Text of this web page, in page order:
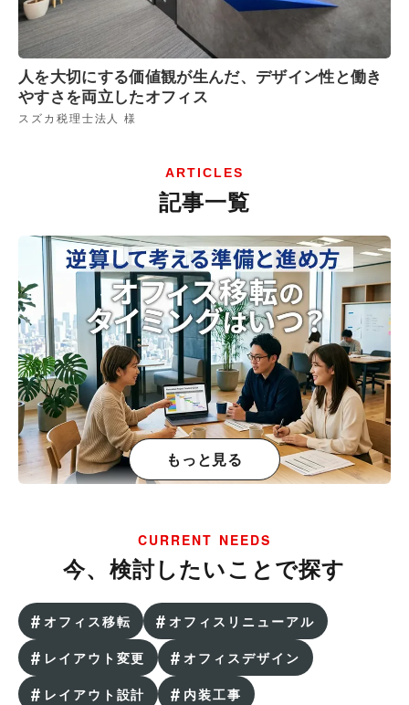
人を大切にする価値観が生んだ、デザイン性と働き
やすさを両立したオフィス
スズカ税理士法人 様
ARTICLES
記事一覧
オフィス移転を成功させるには？やるべきことと費
用、事例を紹介
オフィス移転の目的を明確にする理由とは？成功ポ
イントと事例を紹介
もっと見る
CURRENT NEEDS
今、検討したいことで探す
オフィス移転
オフィスリニューアル
レイアウト変更
オフィスデザイン
レイアウト設計
内装工事